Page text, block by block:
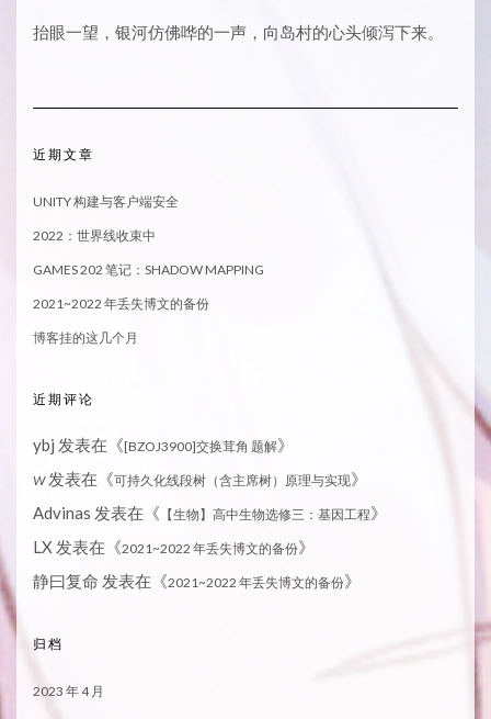
抬眼一望，银河仿佛哗的一声，向岛村的心头倾泻下来。
近期文章
UNITY 构建与客户端安全
2022：世界线收束中
GAMES 202 笔记：SHADOW MAPPING
2021~2022 年丢失博文的备份
博客挂的这几个月
近期评论
ybj 发表在《[BZOJ3900]交换茸角 题解》
W发表在《可持久化线段树（含主席树）原理与实现》
Advinas 发表在《 【生物】高中生物选修三：基因工程》
LX 发表在《2021~2022 年丢失博文的备份》
静曰复命 发表在《2021~2022 年丢失博文的备份》
归档
2023 年 4 月